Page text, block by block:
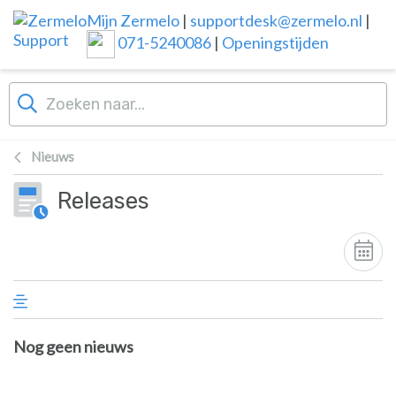
Overslaan naar hoofdinhoud
Mijn Zermelo | supportdesk@zermelo.nl |
071-5240086 | Openingstijden
Nieuws
Releases
Nog geen nieuws